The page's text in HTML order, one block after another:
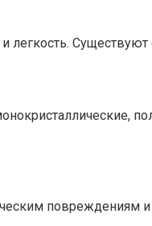
легкость.